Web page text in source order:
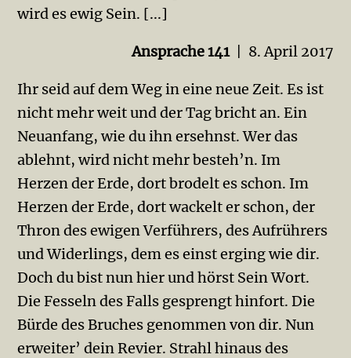
wird es ewig Sein. [...]
Ansprache 141 | 8. April 2017
Ihr seid auf dem Weg in eine neue Zeit. Es ist
nicht mehr weit und der Tag bricht an. Ein
Neuanfang, wie du ihn ersehnst. Wer das
ablehnt, wird nicht mehr besteh’n. Im
Herzen der Erde, dort brodelt es schon. Im
Herzen der Erde, dort wackelt er schon, der
Thron des ewigen Verführers, des Aufrührers
und Widerlings, dem es einst erging wie dir.
Doch du bist nun hier und hörst Sein Wort.
Die Fesseln des Falls gesprengt hinfort. Die
Bürde des Bruches genommen von dir. Nun
erweiter’ dein Revier. Strahl hinaus des